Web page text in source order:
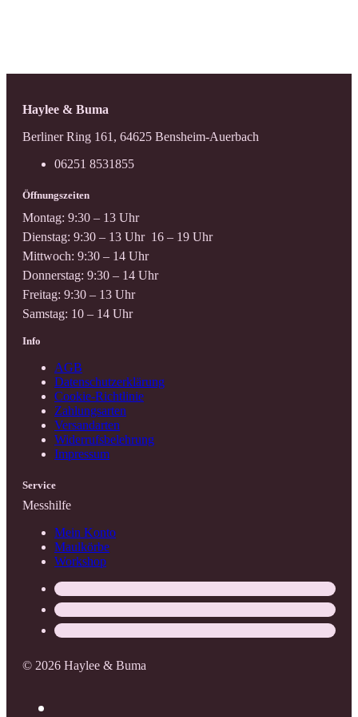
Haylee & Buma
Berliner Ring 161, 64625 Bensheim-Auerbach
06251 8531855
Öffnungszeiten
Montag: 9:30 – 13 Uhr
Dienstag: 9:30 – 13 Uhr 16 – 19 Uhr
Mittwoch: 9:30 – 14 Uhr
Donnerstag: 9:30 – 14 Uhr
Freitag: 9:30 – 13 Uhr
Samstag: 10 – 14 Uhr
Info
AGB
Datenschutzerklärung
Cookie-Richtlinie
Zahlungsarten
Versandarten
Widerrufsbelehrung
Impressum
Service
Messhilfe
Mein Konto
Maulkörbe
Workshop
© 2026 Haylee & Buma